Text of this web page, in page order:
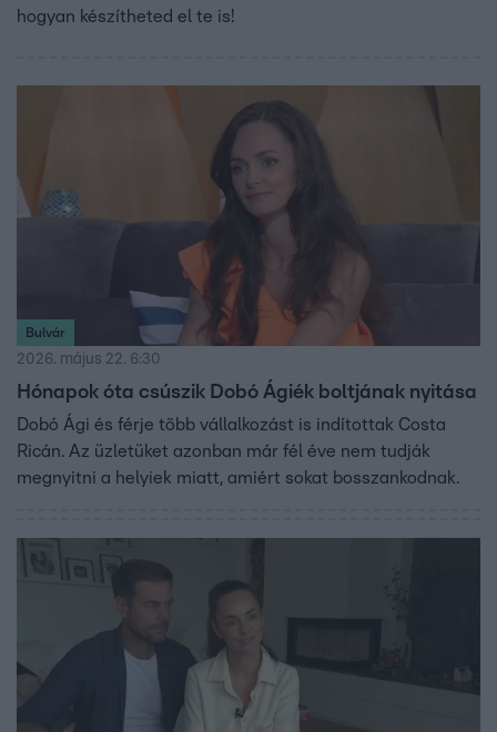
hogyan készítheted el te is!
Bulvár
2026. május 22. 6:30
Hónapok óta csúszik Dobó Ágiék boltjának nyitása
Dobó Ági és férje több vállalkozást is indítottak Costa
Ricán. Az üzletüket azonban már fél éve nem tudják
megnyitni a helyiek miatt, amiért sokat bosszankodnak.